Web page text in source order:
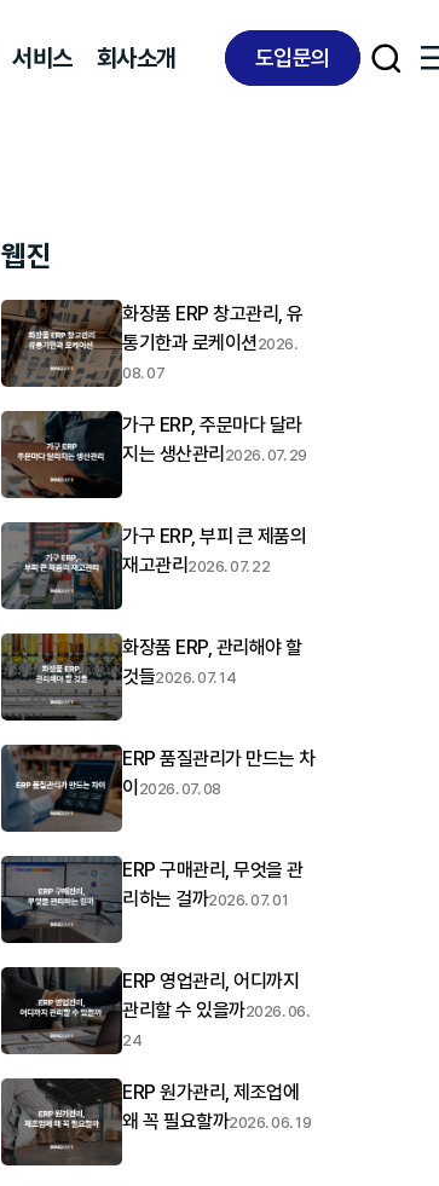
서비스 회사소개 도입문의
웹진
화장품 ERP 창고관리, 유
통기한과 로케이션2026.
08. 07
가구 ERP, 주문마다 달라
지는 생산관리 2026. 07. 29
가구 ERP, 부피 큰 제품의
재고관리 2026. 07. 22
화장품 ERP, 관리해야 할
것들2026. 07. 14
ERP 품질관리가 만드는 차
이 2026. 07. 08
ERP 구매관리, 무엇을 관
리하는 걸까2026. 07. 01
ERP 영업관리, 어디까지
관리할 수 있을까2026. 06.
24
ERP 원가관리, 제조업에
왜 꼭 필요할까2026. 06. 19